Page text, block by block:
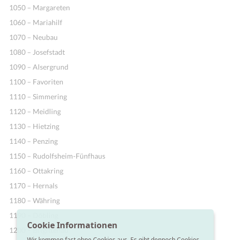
1050 – Margareten
1060 – Mariahilf
1070 – Neubau
1080 – Josefstadt
1090 – Alsergrund
1100 – Favoriten
1110 – Simmering
1120 – Meidling
1130 – Hietzing
1140 – Penzing
1150 – Rudolfsheim-Fünfhaus
1160 – Ottakring
1170 – Hernals
1180 – Währing
1190 – Döbling
1200 – Brigittenau
Cookie Informationen